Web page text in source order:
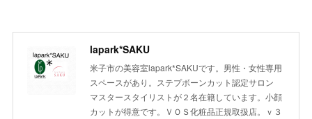
lapark*SAKU
米子市の美容室lapark*SAKUです。男性・女性専用
スペースがあり。ステプボーンカット認定サロン
マスタースタイリストが２名在籍しています。小顔
カットが得意です。ＶＯＳ化粧品正規取扱店。ｖ３